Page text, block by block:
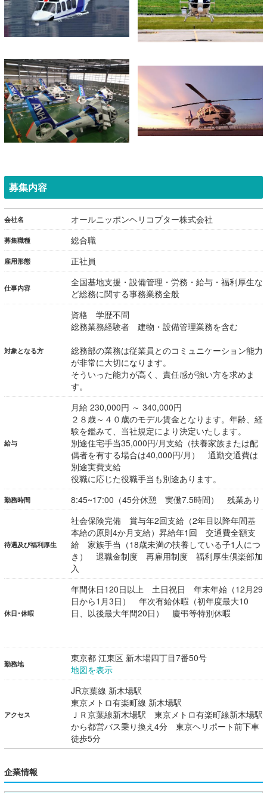
募集内容
会社名 オールニッポンヘリコプター株式会社
募集職種 総合職
雇用形態 正社員
仕事内容
全国基地支援・設備管理・労務・給与・福利厚生な
ど総務に関する事務業務全般
対象となる方
資格 学歴不問
総務業務経験者 建物・設備管理業務を含む
総務部の業務は従業員とのコミュニケーション能力
が非常に大切になります。
そういった能力が高く、責任感が強い方を求めま
す。
給与
月給 230,000円 ～ 340,000円
２８歳～４０歳のモデル賃金となります。年齢、経
験を鑑みて、当社規定により決定いたします。
別途住宅手当35,000円/月支給（扶養家族または配
偶者を有する場合は40,000円/月） 通勤交通費は
別途実費支給
役職に応じた役職手当も別途あります。
勤務時間 8:45~17:00（45分休憩 実働7.5時間） 残業あり
待遇及び福利厚生
社会保険完備 賞与年2回支給（2年目以降年間基
本給の原則4か月支給）昇給年1回 交通費全額支
給 家族手当（18歳未満の扶養している子1人につ
き） 退職金制度 再雇用制度 福利厚生倶楽部加
入
休日･休暇
年間休日120日以上 土日祝日 年末年始（12月29
日から1月3日） 年次有給休暇（初年度最大10
日、以後最大年間20日） 慶弔等特別休暇
勤務地
東京都 江東区 新木場四丁目7番50号
地図を表示
アクセス
JR京葉線 新木場駅
東京メトロ有楽町線 新木場駅
ＪＲ京葉線新木場駅 東京メトロ有楽町線新木場駅
から都営バス乗り換え4分 東京ヘリポート前下車
徒歩5分
企業情報